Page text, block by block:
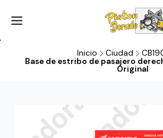
Aprovecha Compra 1 Aceites Full
sintetico y el filtro de aire verde para la
Inicio Ciudad
Base de estribo de pasajero
Original